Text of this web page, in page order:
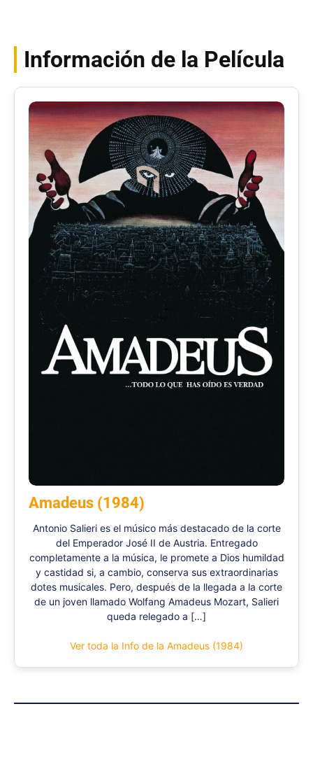
Información de la Película
Amadeus (1984)
Antonio Salieri es el músico más destacado de la corte
del Emperador José II de Austria. Entregado
completamente a la música, le promete a Dios humildad
y castidad si, a cambio, conserva sus extraordinarias
dotes musicales. Pero, después de la llegada a la corte
de un joven llamado Wolfang Amadeus Mozart, Salieri
queda relegado a […]
Ver toda la Info de la Amadeus (1984)